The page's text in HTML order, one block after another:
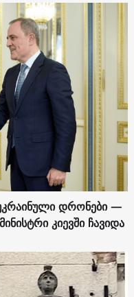
დრონები —
კიევში ჩავიდა